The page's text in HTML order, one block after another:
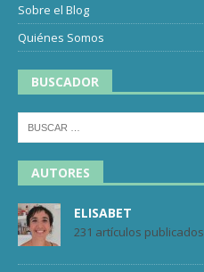
Sobre el Blog
Quiénes Somos
BUSCADOR
AUTORES
ELISABET
231 artículos publicados